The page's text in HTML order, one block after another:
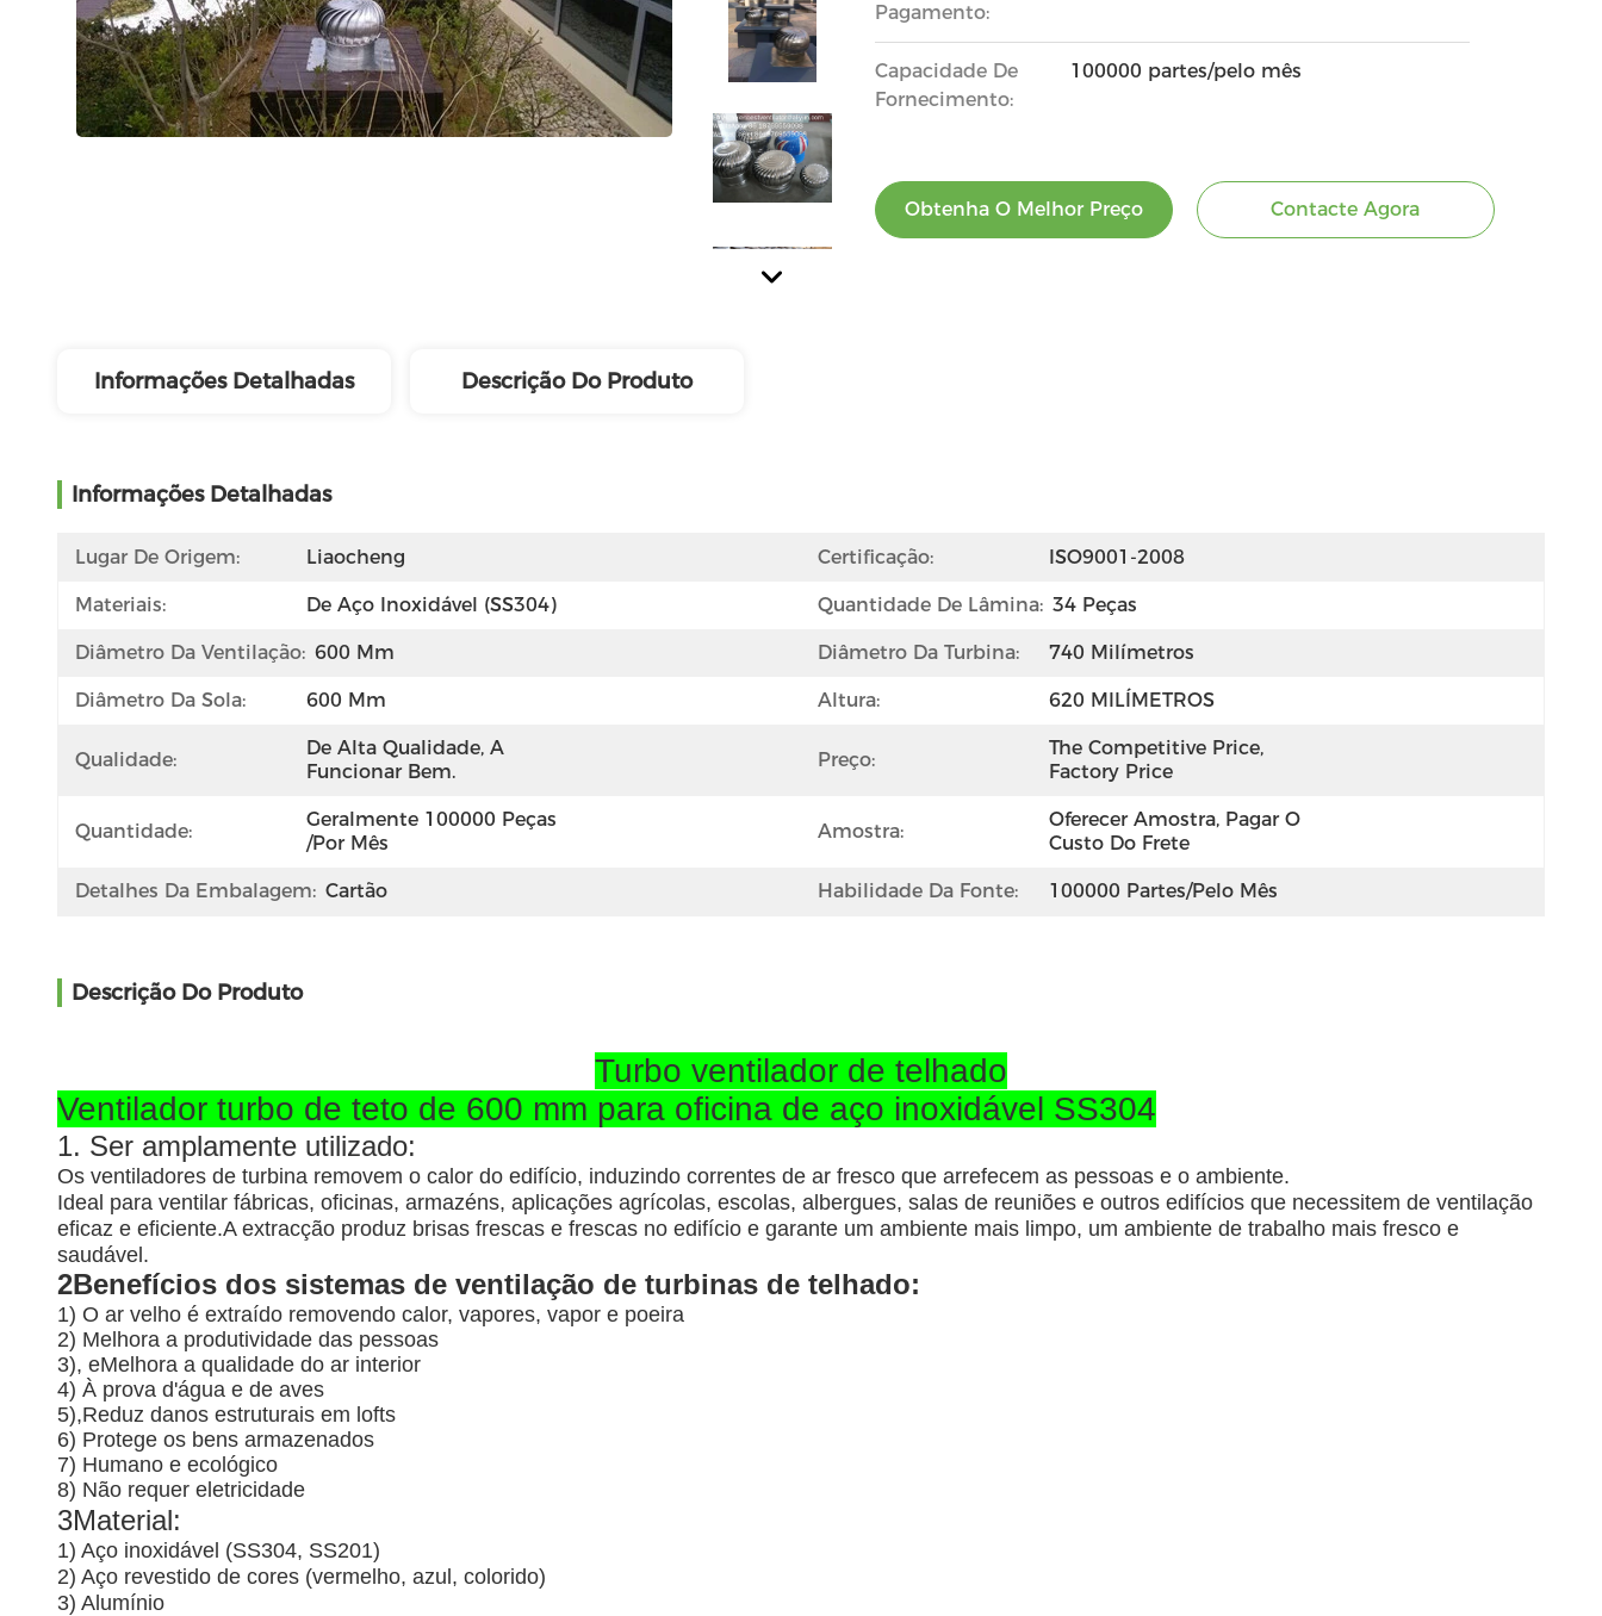
Pagamento:
Capacidade De
Fornecimento:
100000 partes/pelo mês
Obtenha O Melhor Preço Contacte Agora
Informações Detalhadas Descrição Do Produto
Informações Detalhadas
Lugar De Origem: Liaocheng Certificação: ISO9001-2008
Materiais: De Aço Inoxidável (SS304) Quantidade De Lâmina: 34 Peças
Diâmetro Da Ventilação: 600 Mm Diâmetro Da Turbina: 740 Milímetros
Diâmetro Da Sola: 600 Mm Altura: 620 MILÍMETROS
Qualidade:
De Alta Qualidade, A
Funcionar Bem.
Preço:
The Competitive Price,
Factory Price
Quantidade:
Geralmente 100000 Peças
/por Mês
Amostra:
Oferecer Amostra, Pagar O
Custo Do Frete
Detalhes Da Embalagem: Cartão Habilidade Da Fonte: 100000 Partes/pelo Mês
Descrição Do Produto
Turbo ventilador de telhado
Ventilador turbo de teto de 600 mm para oficina de aço inoxidável SS304
1. Ser amplamente utilizado:
Os ventiladores de turbina removem o calor do edifício, induzindo correntes de ar fresco que arrefecem as pessoas e o ambiente.
Ideal para ventilar fábricas, oficinas, armazéns, aplicações agrícolas, escolas, albergues, salas de reuniões e outros edifícios que necessitem de ventilação
eficaz e eficiente.A extracção produz brisas frescas e frescas no edifício e garante um ambiente mais limpo, um ambiente de trabalho mais fresco e
saudável.
2Benefícios dos sistemas de ventilação de turbinas de telhado:
1) O ar velho é extraído removendo calor, vapores, vapor e poeira
2) Melhora a produtividade das pessoas
3), eMelhora a qualidade do ar interior
4) À prova d'água e de aves
5),Reduz danos estruturais em lofts
6) Protege os bens armazenados
7) Humano e ecológico
8) Não requer eletricidade
3Material:
1) Aço inoxidável (SS304, SS201)
2) Aço revestido de cores (vermelho, azul, colorido)
3) Alumínio